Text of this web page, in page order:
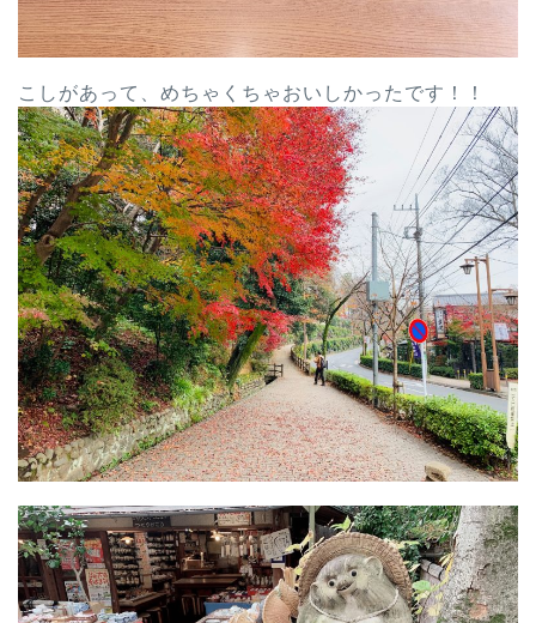
こしがあって、めちゃくちゃおいしかったです！！